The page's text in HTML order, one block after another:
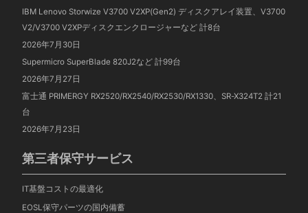
IBM Lenovo Storwize V3700 V2XP(Gen2) ディスクアレイ装置、V3700
V2/V3700 V2XPディスクエンクロージャーなど 計8台
2026年7月30日
Supermicro SuperBlade 820J2など 計99台
2026年7月27日
富士通 PRIMERGY RX2520/RX2540/RX2530/RX1330、SR-X324T2 計21
台
2026年7月23日
第三者保守サービス
IT基盤コストの最適化
EOSL保守パーツの国内備蓄